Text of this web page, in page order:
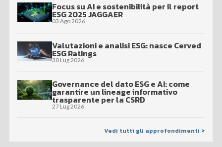
Focus su AI e sostenibilità per il report
ESG 2025 JAGGAER
03 Ago 2026
Valutazioni e analisi ESG: nasce Cerved
ESG Ratings
30 Lug 2026
Governance del dato ESG e AI: come
garantire un lineage informativo
trasparente per la CSRD
27 Lug 2026
Vedi tutti gli approfondimenti >